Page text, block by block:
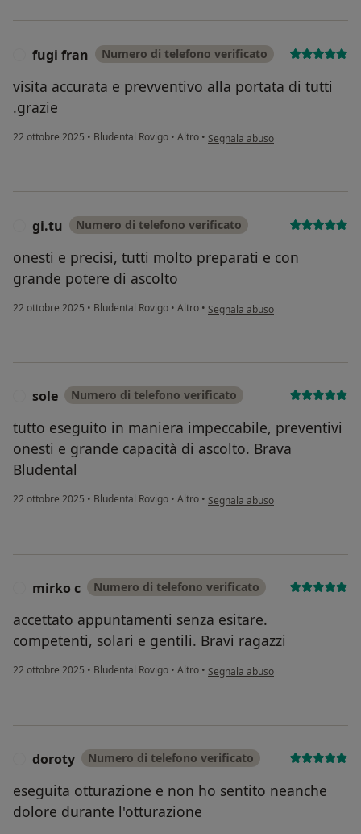
fugi fran Numero di telefono verificato
visita accurata e prevventivo alla portata di tutti
.grazie
22 ottobre 2025 • Bludental Rovigo • Altro • secondo l'opinione dell'utente
Segnala abuso
gi.tu Numero di telefono verificato
onesti e precisi, tutti molto preparati e con
grande potere di ascolto
22 ottobre 2025 • Bludental Rovigo • Altro • secondo l'opinione dell'utente gi.tu
Segnala abuso
sole Numero di telefono verificato
tutto eseguito in maniera impeccabile, preventivi
onesti e grande capacità di ascolto. Brava
Bludental
22 ottobre 2025 • Bludental Rovigo • Altro • secondo l'opinione dell'utente sole
Segnala abuso
mirko c Numero di telefono verificato
accettato appuntamenti senza esitare.
competenti, solari e gentili. Bravi ragazzi
22 ottobre 2025 • Bludental Rovigo • Altro • secondo l'opinione dell'utente
Segnala abuso
doroty Numero di telefono verificato
eseguita otturazione e non ho sentito neanche
dolore durante l'otturazione